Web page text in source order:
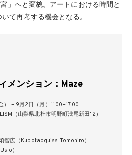
」へと変貌。アートにおける時間と
て再考する機会となる。
メンション：Maze
– 9月2日（月）11:00−17:00
（山梨県北杜市明野町浅尾新田12）
広（Kubotaoguiss Tomohiro）
）